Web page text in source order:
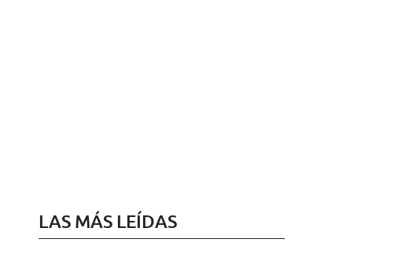
LAS MÁS LEÍDAS